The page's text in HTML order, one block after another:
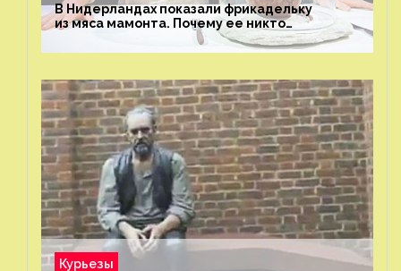
В Нидерландах показали фрикадельку
из мяса мамонта. Почему ее никто
Курьезы